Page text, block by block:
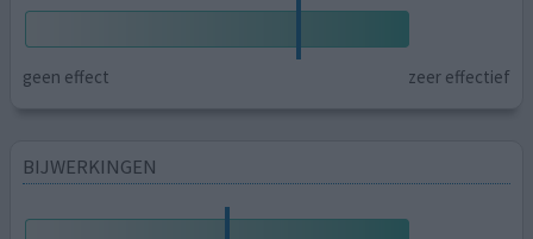
geen effect zeer effectief
BIJWERKINGEN